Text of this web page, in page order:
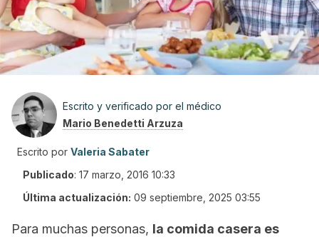
Escrito y verificado por el médico
Mario Benedetti Arzuza
Escrito por Valeria Sabater
Publicado: 17 marzo, 2016 10:33
Última actualización: 09 septiembre, 2025 03:55
Para muchas personas, la comida casera es